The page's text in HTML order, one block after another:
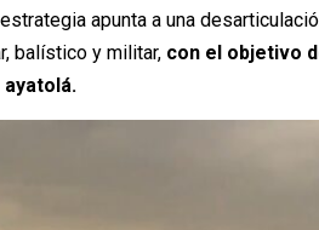
apunta a una
balístico y militar,con el objetivo